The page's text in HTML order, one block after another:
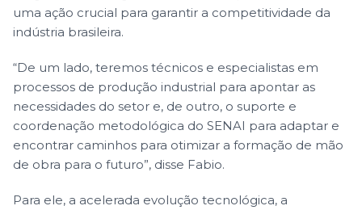
uma ação crucial para garantir a competitividade da
indústria brasileira.
“De um lado, teremos técnicos e especialistas em
processos de produção industrial para apontar as
necessidades do setor e, de outro, o suporte e
coordenação metodológica do SENAI para adaptar e
encontrar caminhos para otimizar a formação de mão
de obra para o futuro”, disse Fabio.
Para ele, a acelerada evolução tecnológica, a